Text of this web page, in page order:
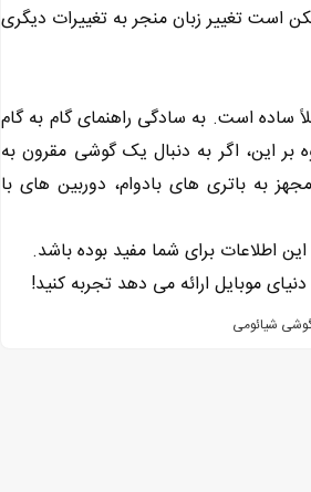
است تغییر زبان منجر به تغییرات دیگری
ساده است. به سادگی راهنمای گام به گام
بر این، اگر به دنبال یک گوشی مقرون به
به باتری های بادوام، دوربین های با
اطلاعات برای شما مفید بوده باشد.
موبایل ارائه می دهد تجربه کنید!
شیائومی